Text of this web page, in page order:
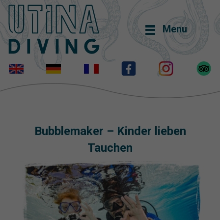
Menu
Bubblemaker – Kinder lieben
Tauchen